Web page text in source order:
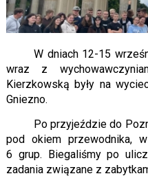
W dniach 12-15
wraz z
Kierzkowską były na
Gniezno.
Po przyjeździe do
pod okiem przewodnika,
6 grup. Biegaliśmy po
zadania związane z